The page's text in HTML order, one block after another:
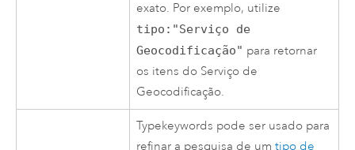
exato. Por exemplo, utilize
tipo:"Serviço de
Geocodificação" para retornar
os itens do Serviço de
Geocodificação.
Typekeywords pode ser usado para
refinar a pesquisa de umtipo de